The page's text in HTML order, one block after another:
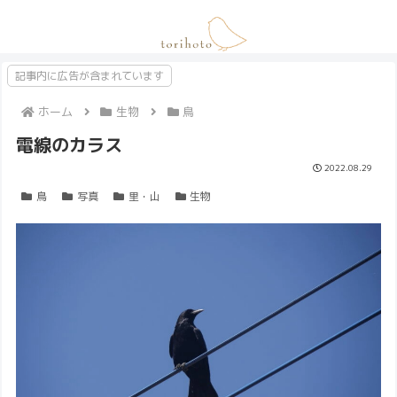
記事内に広告が含まれています
ホーム 生物 鳥
電線のカラス
2022.08.29
鳥 写真 里・山 生物